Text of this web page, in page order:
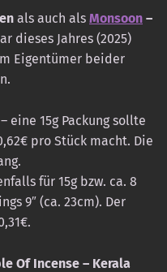
als auch als Monsoon –
dieses Jahres (2025)
Eigentümer beider
eine 15g Packung sollte
pro Stück macht. Die
für 15g bzw. ca. 8
9″ (ca. 23cm). Der
Of Incense – Kerala